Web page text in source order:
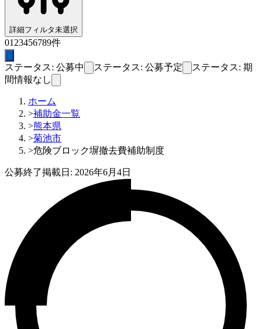
詳細フィルタ未選択
01 23456789件
ステータス: 公募中 ステータス: 公募予定
ステータス: 期
間情報なし
ホーム
>補助金一覧
>熊本県
>菊池市
>危険ブロック塀撤去費補助制度
公募終了掲載日: 2026年6月4日